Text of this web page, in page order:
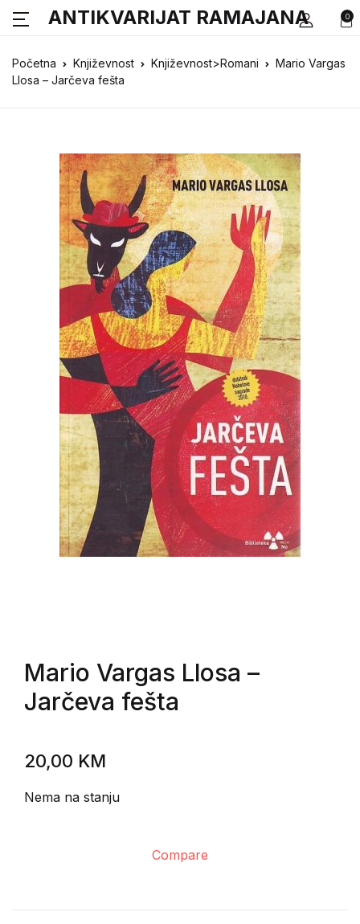
0
ANTIKVARIJAT RAMAJANA
Početna Književnost Književnost>Romani
Mario Vargas
Llosa – Jarčeva fešta
Mario Vargas Llosa –
Jarčeva fešta
20,00 KM
Nema na stanju
Compare